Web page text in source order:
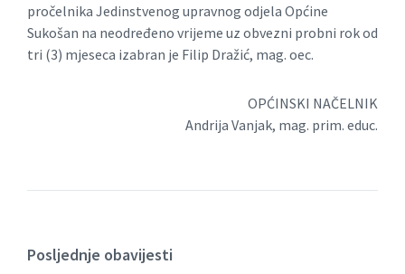
pročelnika Jedinstvenog upravnog odjela Općine
Sukošan na neodređeno vrijeme uz obvezni probni rok od
tri (3) mjeseca izabran je Filip Dražić, mag. oec.
OPĆINSKI NAČELNIK
Andrija Vanjak, mag. prim. educ.
Posljednje obavijesti